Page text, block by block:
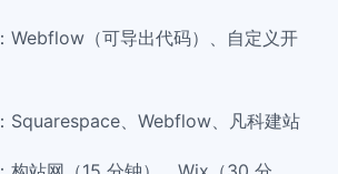
：Webflow（可导出代码）、自定义开
：Squarespace、Webflow、凡科建站